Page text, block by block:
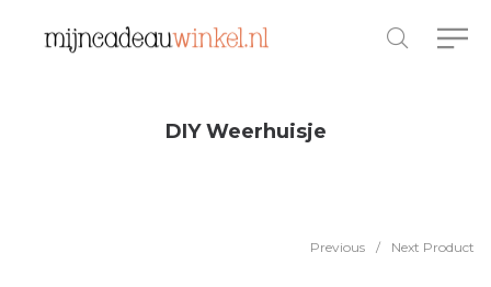
DIY Weerhuisje
Previous / Next Product